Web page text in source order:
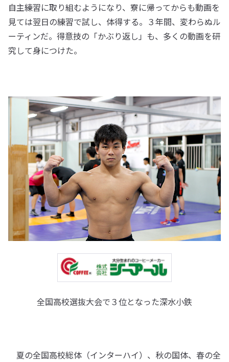
自主練習に取り組むようになり、寮に帰ってからも動画を
見ては翌日の練習で試し、体得する。３年間、変わらぬル
ーティンだ。得意技の「かぶり返し」も、多くの動画を研
究して身につけた。
全国高校選抜大会で３位となった深水小鉄
夏の全国高校総体（インターハイ）、秋の国体、春の全